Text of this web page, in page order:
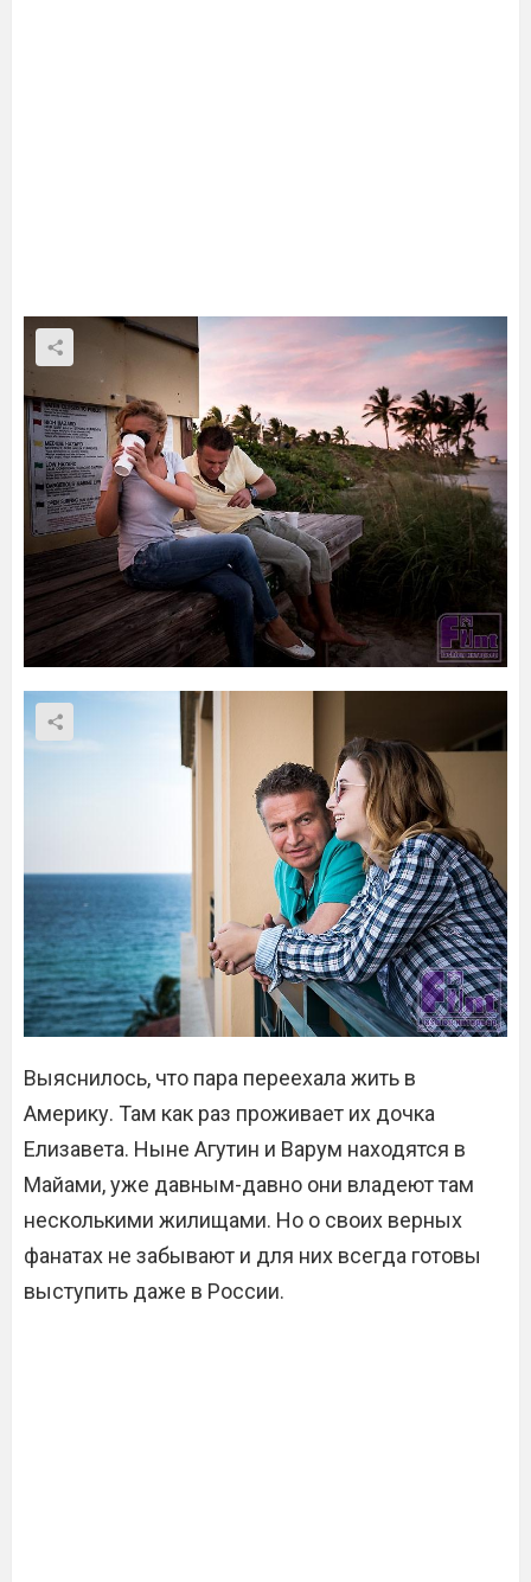
Выяснилось, что пара переехала жить в
Америку. Там как раз проживает их дочка
Елизавета. Ныне Агутин и Варум находятся в
Майами, уже давным-давно они владеют там
несколькими жилищами. Но о своих верных
фанатах не забывают и для них всегда готовы
выступить даже в России.